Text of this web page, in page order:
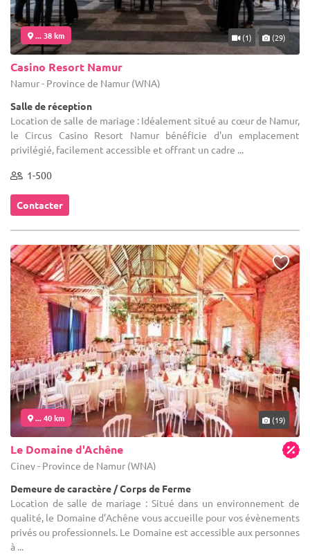
... 38 km (1) (29)
Casino Resort Namur
Namur - Province de Namur (WNA)
Salle de réception
Location de salle de mariage : Idéalement situé au cœur de Namur,
le Circus Casino Resort Namur bénéficie d'un emplacement
privilégié, facilement accessible et offrant un cadre ...
1-500
Contacter
... 40 km (19)
Le Domaine d'Achêne
Ciney - Province de Namur (WNA)
Demeure de caractère / Corps de Ferme
Location de salle de mariage : Situé dans un environnement de
qualité, le Domaine d’Achêne vous accueille pour vos évènements
privés ou professionnels. Le Domaine est accessible aux personnes
à ...